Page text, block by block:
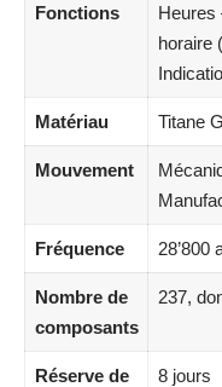
Fonctions
Heures
horaire
Matériau Titane
Mouvement
Fréquence 28’800
Nombre de
composants
237,
Réserve de
8 jours